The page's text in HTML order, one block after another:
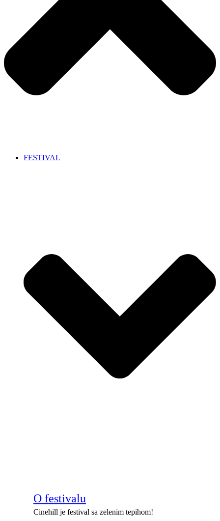
FESTIVAL
O festivalu
Cinehill je festival sa zelenim tepihom!